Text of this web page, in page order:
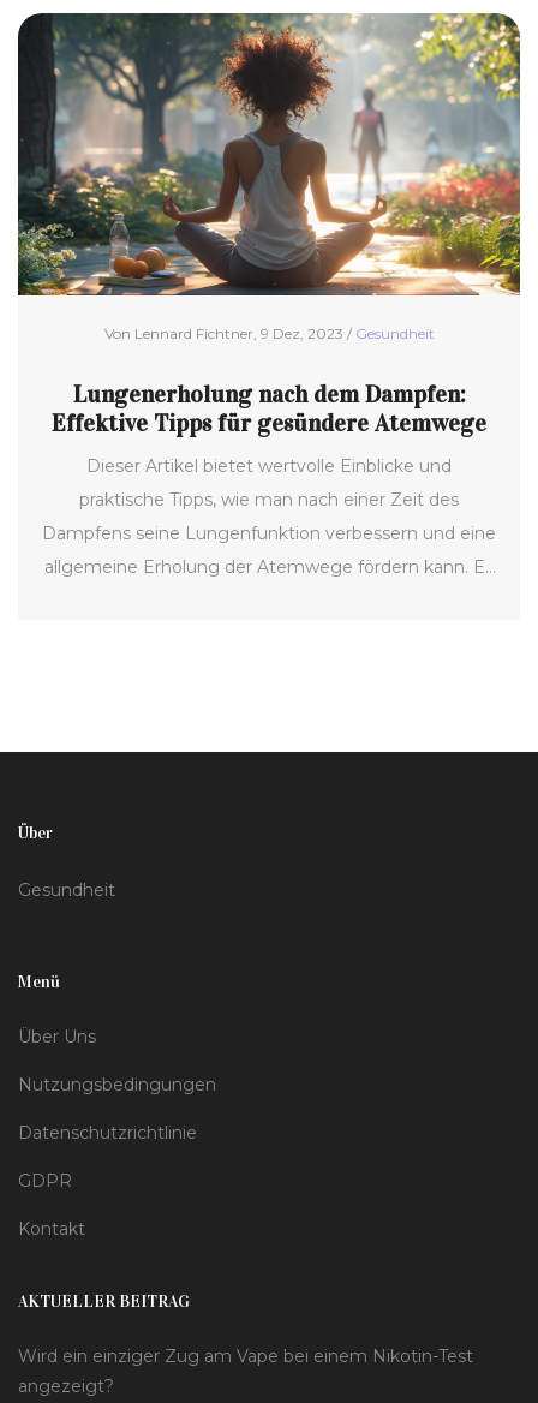
frühzeitigen Diagnose sowie praktische Tipps für
einen gesünderen Lebensstil werden ebenfalls
thematisiert.
Von Lennard Fichtner, 9 Dez, 2023 / Gesundheit
Lungenerholung nach dem Dampfen:
Effektive Tipps für gesündere Atemwege
Dieser Artikel bietet wertvolle Einblicke und
praktische Tipps, wie man nach einer Zeit des
Dampfens seine Lungenfunktion verbessern und eine
allgemeine Erholung der Atemwege fördern kann. Es
Über
Gesundheit
Menü
Über Uns
Nutzungsbedingungen
Datenschutzrichtlinie
GDPR
Kontakt
AKTUELLER BEITRAG
Wird ein einziger Zug am Vape bei einem Nikotin-Test
angezeigt?